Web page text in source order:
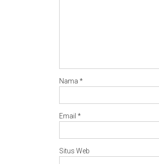
Nama *
Email *
Situs Web